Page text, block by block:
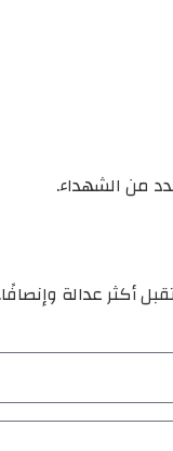
من الشهداء.
أكثر عدالة